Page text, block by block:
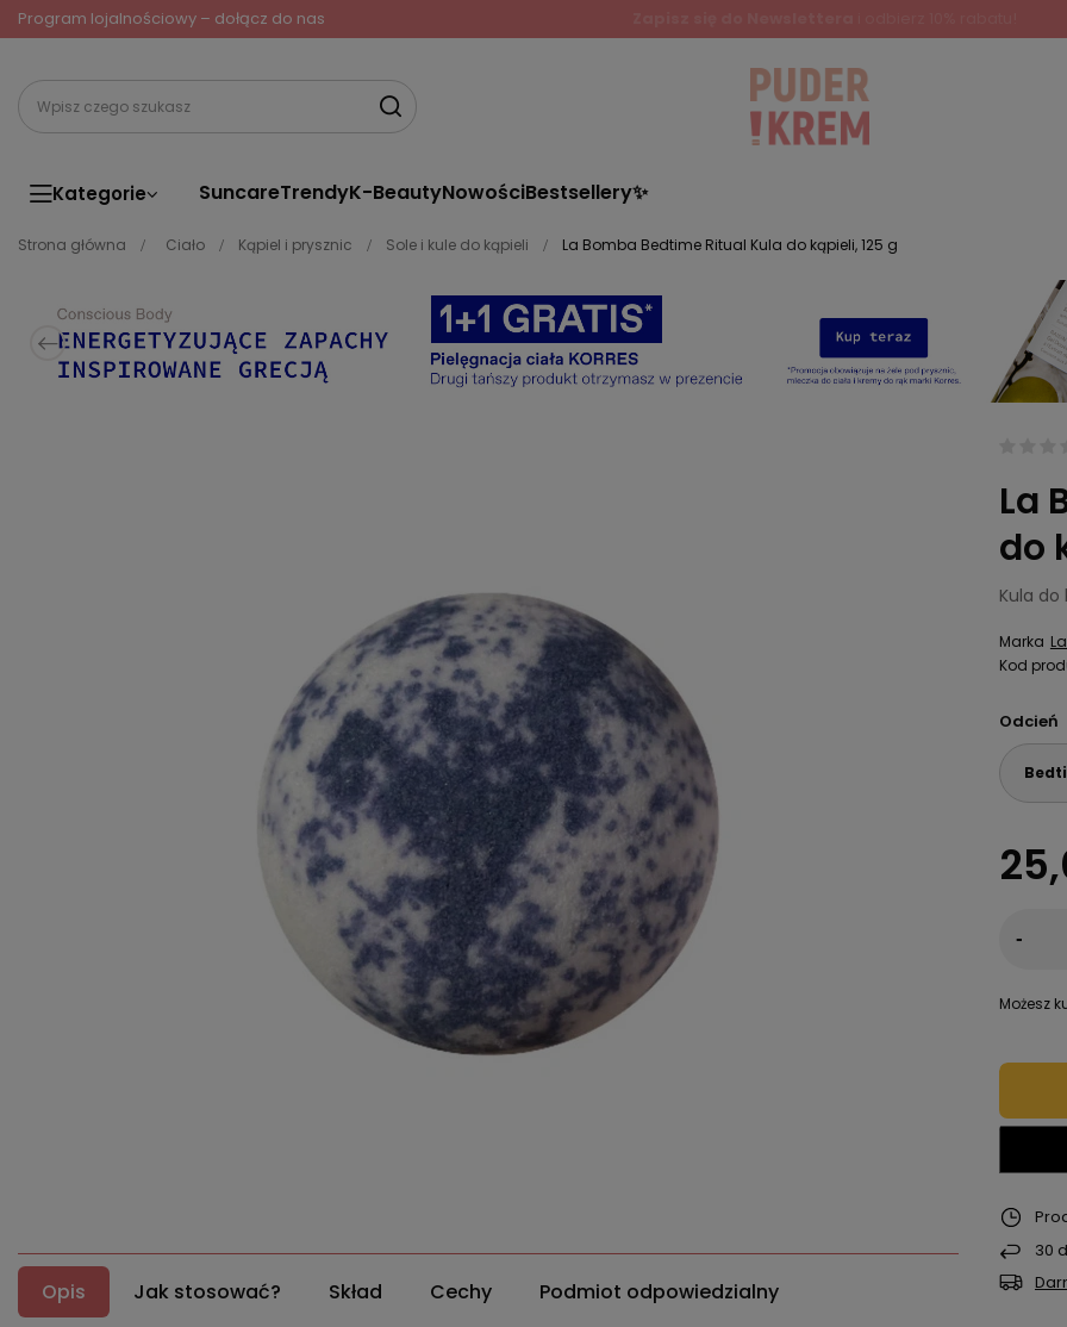
Program lojalnościowy – dołącz do nas
Kategorie SuncareTrendyK-BeautyNowościBestsellery✨
Strona główna Ciało Kąpiel i prysznic Sole i kule do kąpieli La Bomba Bedtime Ritual Kula do kąpieli, 125 g
Opis Jak stosować? Skład Cechy Podmiot odpowiedzialny
La
do
Kula do
Marka
Kod
Odcień
-
Możesz
30